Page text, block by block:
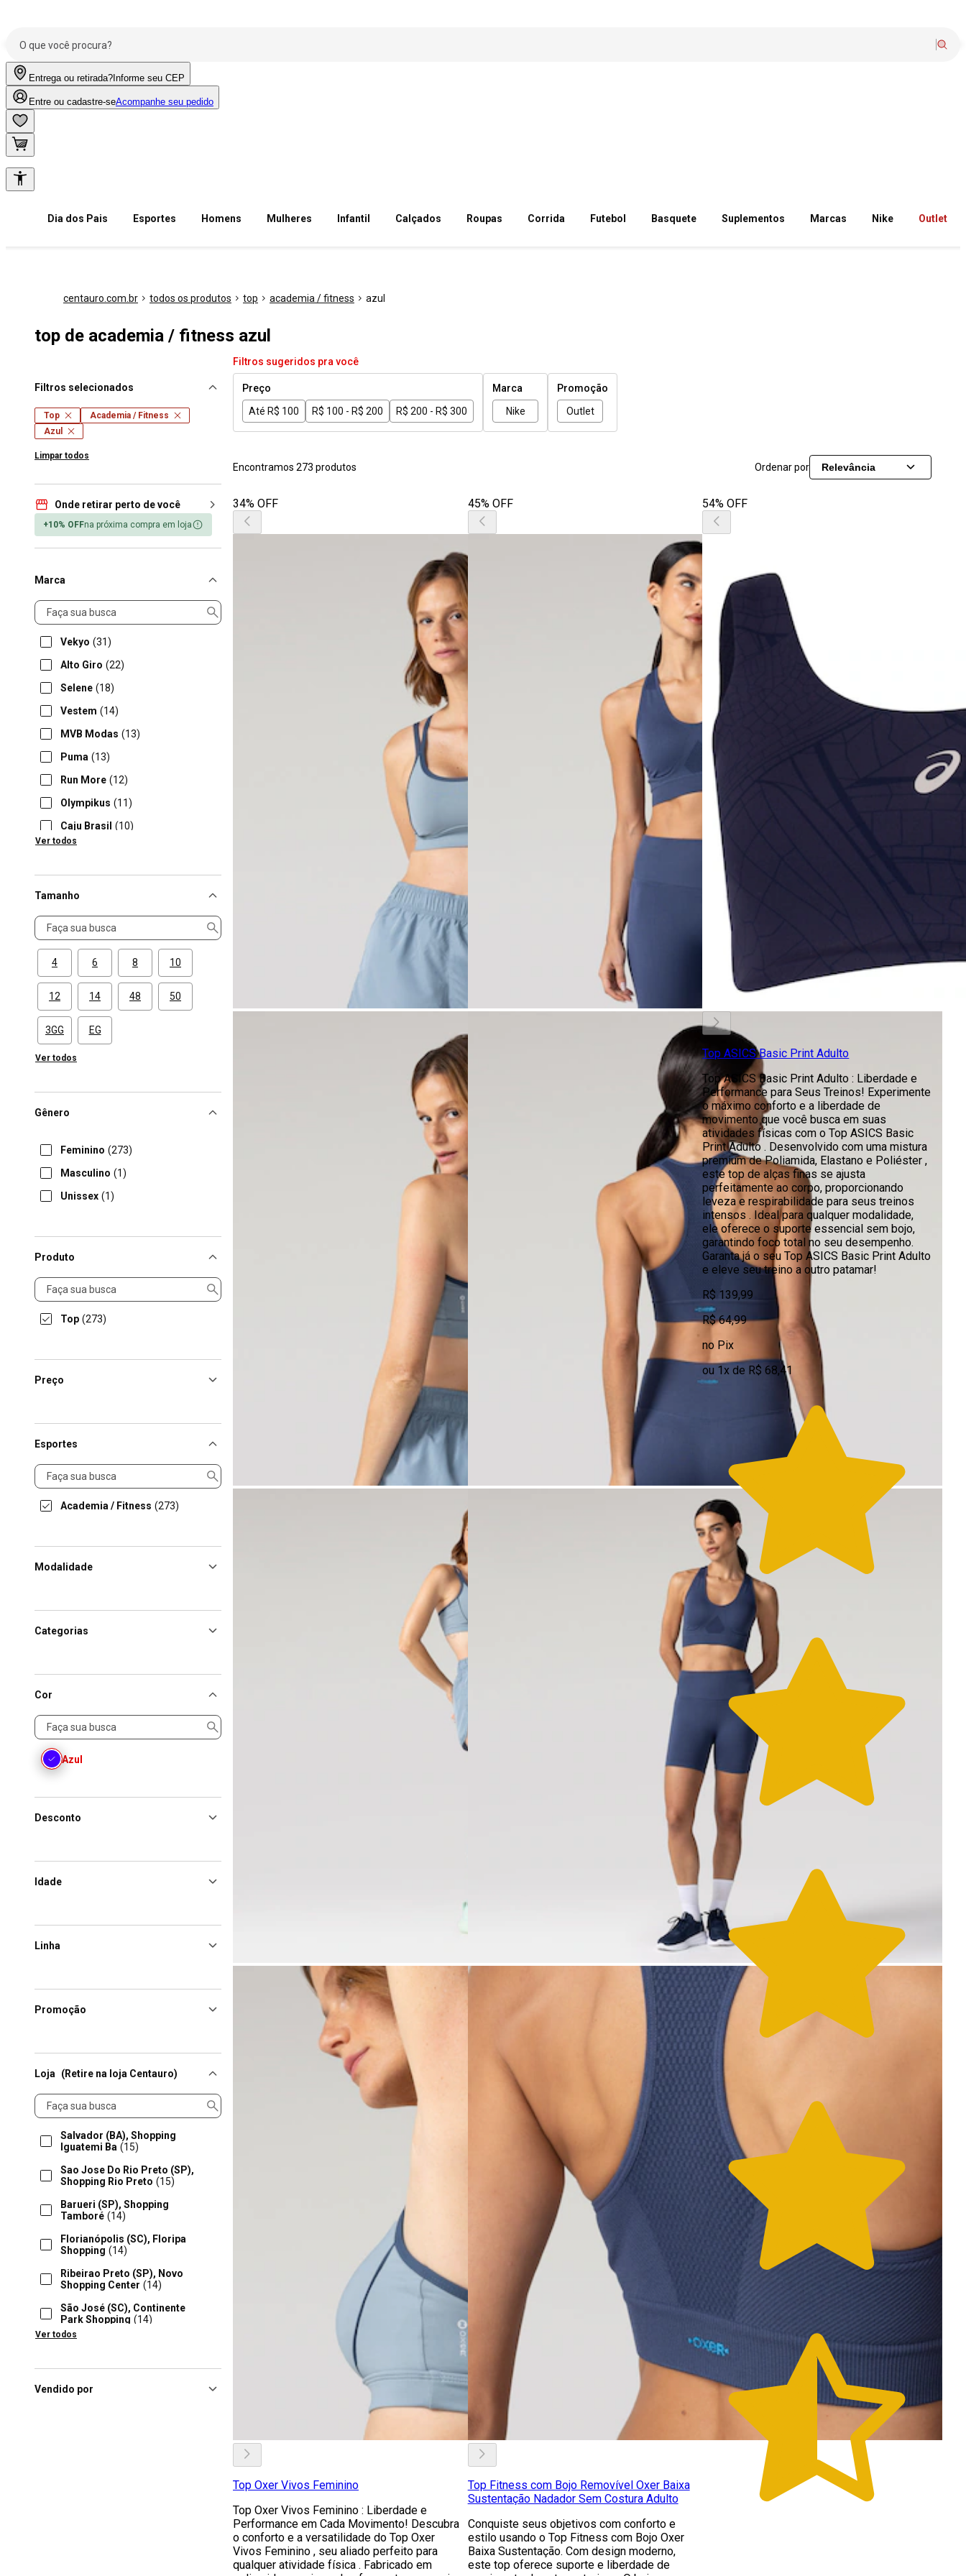
Entrega ou retirada? Informe seu CEP
Entre ou cadastre-seAcompanhe seu pedido
Dia dos Pais Esportes Homens Mulheres Infantil Calçados Roupas Corrida Futebol Basquete Suplementos Marcas Nike Outlet
centauro.com.br todos os produtos top academia / fitness azul
top de academia / fitness azul
Filtros selecionados
Top
Academia / Fitness
Azul
Limpar todos
Onde retirar perto de você
+10% OFFna próxima compra em loja
Marca
Marca
Vekyo (31)
Alto Giro (22)
Selene (18)
Vestem (14)
MVB Modas (13)
Puma (13)
Run More (12)
Olympikus (11)
Caju Brasil (10)
Lupo
Ver todos
Tamanho
Tamanho
4 6 8 10
12 14 48 50
3GG EG
Ver todos
Gênero
Feminino (273)
Masculino (1)
Unissex (1)
Produto
Produto
Top (273)
Preço
Esportes
Esportes
Academia / Fitness (273)
Modalidade
Categorias
Cor
Cor
Azul
Desconto
Idade
Linha
Promoção
Loja (Retire na loja Centauro)
Loja
Salvador (BA), Shopping
Iguatemi Ba (15)
Sao Jose Do Rio Preto (SP),
Shopping Rio Preto (15)
Barueri (SP), Shopping
Tamboré (14)
Florianópolis (SC), Floripa
Shopping (14)
Ribeirao Preto (SP), Novo
Shopping Center (14)
São José (SC), Continente
Park Shopping (14)
Belem (PA), Pátio Belém
Ver todos
Vendido por
Filtros sugeridos pra você
Preço
Até R$ 100
R$ 100 - R$ 200 R$ 200 - R$ 300
Marca
Nike
Promoção
Outlet
Encontramos 273 produtos Ordenar por Relevância
34% OFF
Top Oxer Vivos Feminino
Top Oxer Vivos Feminino : Liberdade e
Performance em Cada Movimento! Descubra
o conforto e a versatilidade do Top Oxer
Vivos Feminino , seu aliado perfeito para
qualquer atividade física . Fabricado em
45% OFF
Top Fitness com Bojo Removível Oxer Baixa
Sustentação Nadador Sem Costura Adulto
Conquiste seus objetivos com conforto e
estilo usando o Top Fitness com Bojo Oxer
Baixa Sustentação. Com design moderno,
este top oferece suporte e liberdade de
54% OFF
Top ASICS Basic Print Adulto
Top ASICS Basic Print Adulto : Liberdade e
Performance para Seus Treinos! Experimente
o máximo conforto e a liberdade de
movimento que você busca em suas
atividades físicas com o Top ASICS Basic
Print Adulto . Desenvolvido com uma mistura
premium de Poliamida, Elastano e Poliéster ,
este top de alças finas se ajusta
perfeitamente ao corpo, proporcionando
leveza e respirabilidade para seus treinos
intensos . Ideal para qualquer modalidade,
ele oferece o suporte essencial sem bojo,
garantindo foco total no seu desempenho.
Garanta já o seu Top ASICS Basic Print Adulto
e eleve seu treino a outro patamar!
R$ 139,99
R$ 64,99
no Pix
ou 1x de R$ 68,41